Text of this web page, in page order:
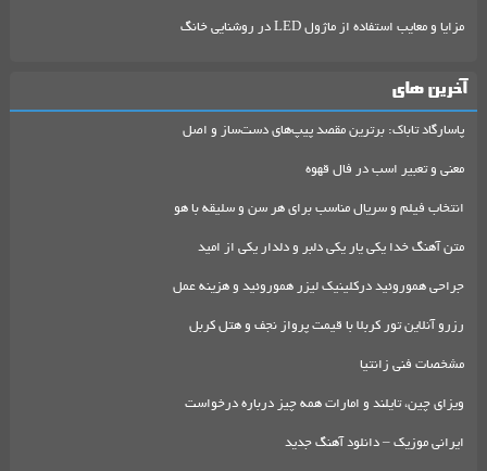
مزایا و معایب استفاده از ماژول LED در روشنایی خانگ
آخرین های
پاسارگاد تاباک: برترین مقصد پیپ‌های دست‌ساز و اصل
معنی و تعبیر اسب در فال قهوه
انتخاب فیلم و سریال مناسب برای هر سن و سلیقه با هو
متن آهنگ خدا یکی یار یکی دلبر و دلدار یکی از امید
جراحی هموروئید درکلینیک لیزر هموروئید و هزینه عمل
رزرو آنلاین تور کربلا با قیمت پرواز نجف و هتل کربل
مشخصات فنی زانتیا
ویزای چین، تایلند و امارات همه چیز درباره درخواست
ایرانی موزیک – دانلود آهنگ جدید